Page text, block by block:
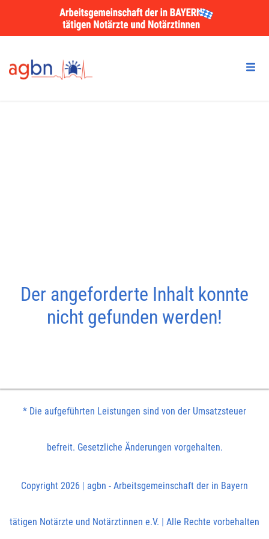
Der angeforderte Inhalt konnte
nicht gefunden werden!
* Die aufgeführten Leistungen sind von der Umsatzsteuer
befreit. Gesetzliche Änderungen vorgehalten.
Copyright 2026 | agbn - Arbeitsgemeinschaft der in Bayern
tätigen Notärzte und Notärztinnen e.V. | Alle Rechte vorbehalten